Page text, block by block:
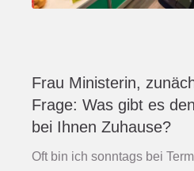
Frau Ministerin,
Frage: Was gibt es
bei Ihnen Zuhause?
Oft bin ich sonntags bei